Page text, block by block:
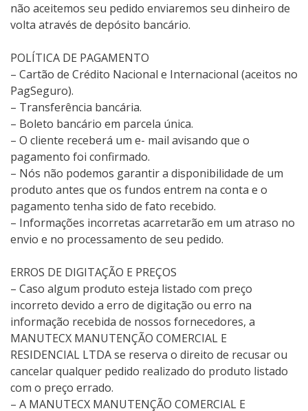
não aceitemos seu pedido enviaremos seu dinheiro de
volta através de depósito bancário.
POLÍTICA DE PAGAMENTO
– Cartão de Crédito Nacional e Internacional (aceitos no
PagSeguro).
– Transferência bancária.
– Boleto bancário em parcela única.
– O cliente receberá um e- mail avisando que o
pagamento foi confirmado.
– Nós não podemos garantir a disponibilidade de um
produto antes que os fundos entrem na conta e o
pagamento tenha sido de fato recebido.
– Informações incorretas acarretarão em um atraso no
envio e no processamento de seu pedido.
ERROS DE DIGITAÇÃO E PREÇOS
– Caso algum produto esteja listado com preço
incorreto devido a erro de digitação ou erro na
informação recebida de nossos fornecedores, a
MANUTECX MANUTENÇÃO COMERCIAL E
RESIDENCIAL LTDA se reserva o direito de recusar ou
cancelar qualquer pedido realizado do produto listado
com o preço errado.
– A MANUTECX MANUTENÇÃO COMERCIAL E